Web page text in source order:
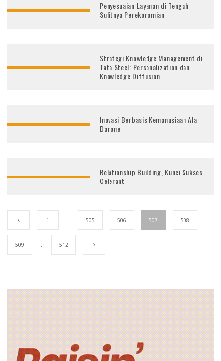
Penyesuaian Layanan di Tengah
Sulitnya Perekonomian
Strategi Knowledge Management di
Tata Steel: Personalization dan
Knowledge Diffusion
Inovasi Berbasis Kemanusiaan Ala
Danone
Relationship Building, Kunci Sukses
Celerant
1 … 505 506 507 508
509 … 512